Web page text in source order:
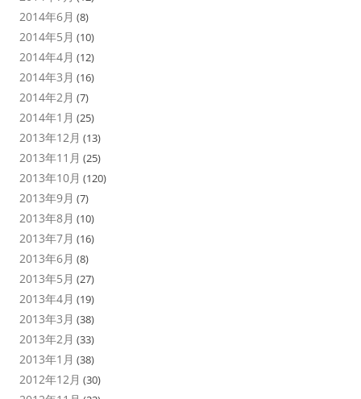
2014年6月 (8)
2014年5月 (10)
2014年4月 (12)
2014年3月 (16)
2014年2月 (7)
2014年1月 (25)
2013年12月 (13)
2013年11月 (25)
2013年10月 (120)
2013年9月 (7)
2013年8月 (10)
2013年7月 (16)
2013年6月 (8)
2013年5月 (27)
2013年4月 (19)
2013年3月 (38)
2013年2月 (33)
2013年1月 (38)
2012年12月 (30)